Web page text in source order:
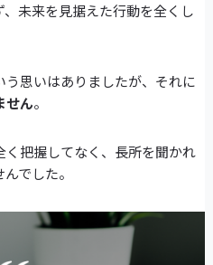
未来を見据えた行動を全くし
思いはありましたが、それに
せん。
把握してなく、長所を聞かれ
でした。